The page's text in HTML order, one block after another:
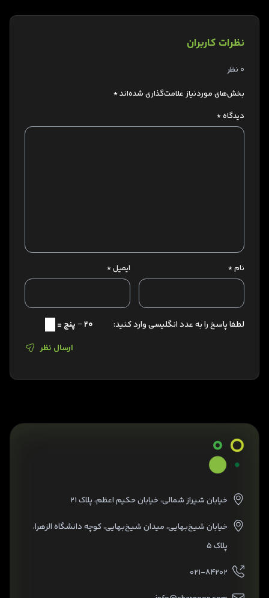
نظرات کاربران
0 نظر
بخش‌های موردنیاز علامت‌گذاری شده‌اند*
دیدگاه*
نام* ایمیل*
لطفا پاسخ را به عدد انگلیسی وارد کنید:
20 − پنج =
ارسال نظر
خیابان شیراز شمالی، خیابان حکیم اعظم، پلاک ۲۱
خیابان شیخ‌بهایی، میدان شیخ‌بهایی، کوچه دانشگاه الزهرا،
پلاک ۵
۰۲۱-۸۴۲۰۲